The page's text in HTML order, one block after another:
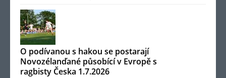
O podívanou s hakou se postarají
Novozélanďané působící v Evropě s
ragbisty Česka 1.7.2026